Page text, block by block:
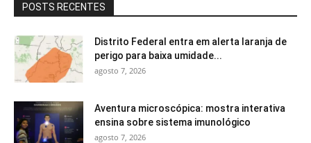
POSTS RECENTES
Distrito Federal entra em alerta laranja de
perigo para baixa umidade...
agosto 7, 2026
Aventura microscópica: mostra interativa
ensina sobre sistema imunológico
agosto 7, 2026